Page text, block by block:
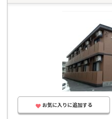
お気に入りに追加する